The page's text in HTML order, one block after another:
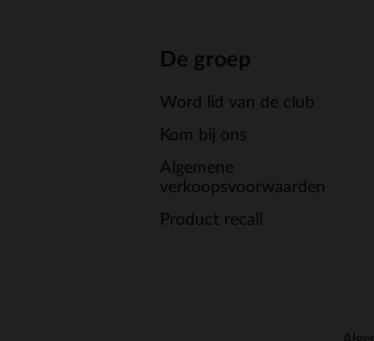
De groep
Word lid van de club
Kom bij ons
Algemene
verkoopsvoorwaarden
Product recall